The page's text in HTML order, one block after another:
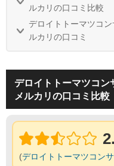
ルカリの口コミ比較
デロイトトーマツコ
ルカリの口コミ
デロイトトーマツコン
メルカリの口コミ比較
(デロイトトーマツコン